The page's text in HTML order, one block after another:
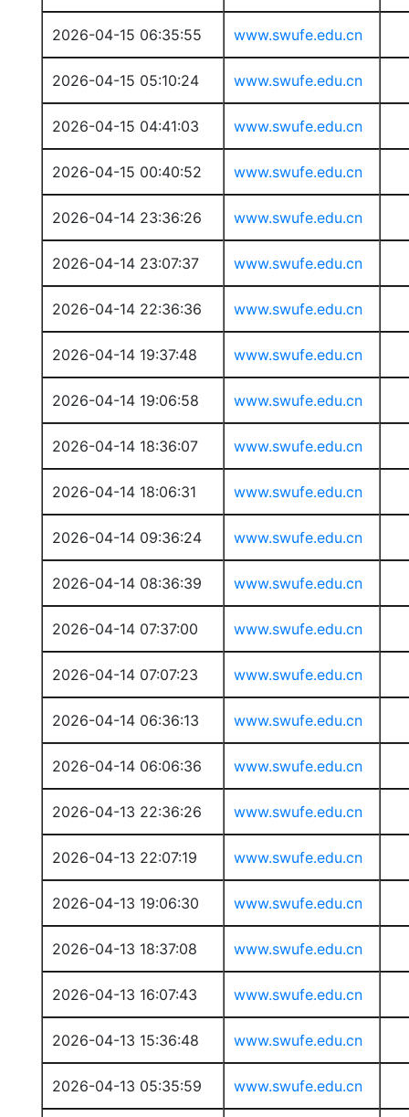
2026-04-15 06:35:55 www.swufe.edu.cn
2026-04-15 05:10:24 www.swufe.edu.cn
2026-04-15 04:41:03 www.swufe.edu.cn
2026-04-15 00:40:52 www.swufe.edu.cn
2026-04-14 23:36:26 www.swufe.edu.cn
2026-04-14 23:07:37 www.swufe.edu.cn
2026-04-14 22:36:36 www.swufe.edu.cn
2026-04-14 19:37:48 www.swufe.edu.cn
2026-04-14 19:06:58 www.swufe.edu.cn
2026-04-14 18:36:07 www.swufe.edu.cn
2026-04-14 18:06:31 www.swufe.edu.cn
2026-04-14 09:36:24 www.swufe.edu.cn
2026-04-14 08:36:39 www.swufe.edu.cn
2026-04-14 07:37:00 www.swufe.edu.cn
2026-04-14 07:07:23 www.swufe.edu.cn
2026-04-14 06:36:13 www.swufe.edu.cn
2026-04-14 06:06:36 www.swufe.edu.cn
2026-04-13 22:36:26 www.swufe.edu.cn
2026-04-13 22:07:19 www.swufe.edu.cn
2026-04-13 19:06:30 www.swufe.edu.cn
2026-04-13 18:37:08 www.swufe.edu.cn
2026-04-13 16:07:43 www.swufe.edu.cn
2026-04-13 15:36:48 www.swufe.edu.cn
2026-04-13 05:35:59 www.swufe.edu.cn